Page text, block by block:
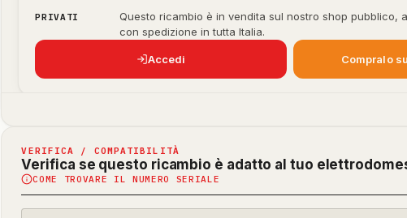
PRIVATI
Questo ricambio è in vendita sul nostro shop pubblico,
con spedizione in tutta Italia.
Accedi Compralo
VERIFICA / COMPATIBILITÀ
Verifica se questo ricambio è adatto al tuo
COME TROVARE IL NUMERO SERIALE